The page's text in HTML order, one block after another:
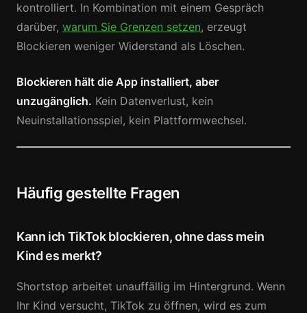
kontrolliert. In Kombination mit einem Gespräch
darüber, warum Sie Grenzen setzen, erzeugt
Blockieren weniger Widerstand als Löschen.
Blockieren hält die App installiert, aber
unzugänglich. Kein Datenverlust, kein
Neuinstallationsspiel, kein Plattformwechsel.
Häufig gestellte Fragen
Kann ich TikTok blockieren, ohne dass mein
Kind es merkt?
Shortstop arbeitet unauffällig im Hintergrund. Wenn
Ihr Kind versucht, TikTok zu öffnen, wird es zum